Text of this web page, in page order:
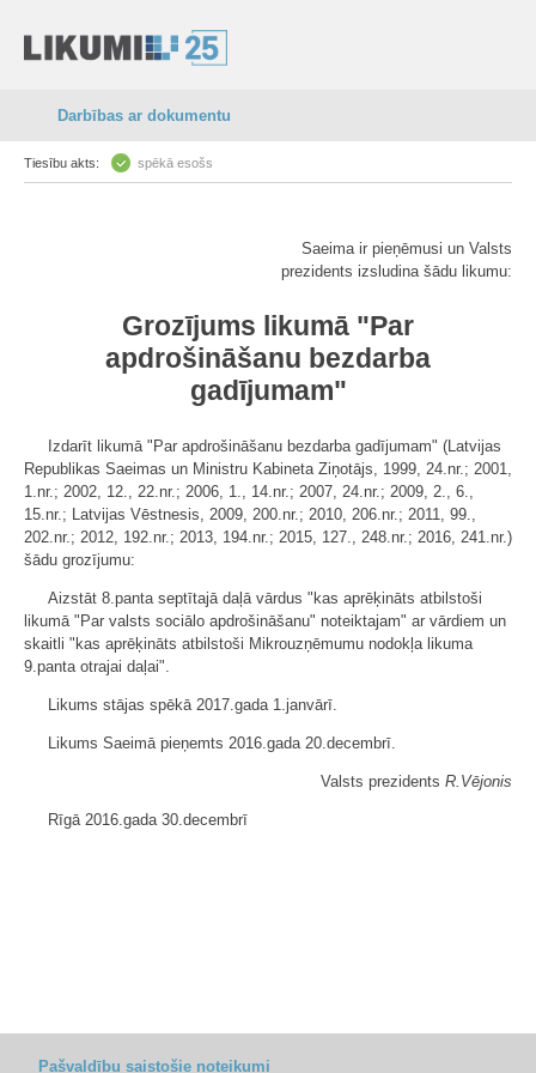
Darbības ar dokumentu
Tiesību akts: spēkā esošs
Saeima ir pieņēmusi un Valsts
prezidents izsludina šādu likumu:
Grozījums likumā "Par
apdrošināšanu bezdarba
gadījumam"
Izdarīt likumā "Par apdrošināšanu bezdarba gadījumam" (Latvijas
Republikas Saeimas un Ministru Kabineta Ziņotājs, 1999, 24.nr.; 2001,
1.nr.; 2002, 12., 22.nr.; 2006, 1., 14.nr.; 2007, 24.nr.; 2009, 2., 6.,
15.nr.; Latvijas Vēstnesis, 2009, 200.nr.; 2010, 206.nr.; 2011, 99.,
202.nr.; 2012, 192.nr.; 2013, 194.nr.; 2015, 127., 248.nr.; 2016, 241.nr.)
šādu grozījumu:
Aizstāt 8.panta septītajā daļā vārdus "kas aprēķināts atbilstoši
likumā "Par valsts sociālo apdrošināšanu" noteiktajam" ar vārdiem un
skaitli "kas aprēķināts atbilstoši Mikrouzņēmumu nodokļa likuma
9.panta otrajai daļai".
Likums stājas spēkā 2017.gada 1.janvārī.
Likums Saeimā pieņemts 2016.gada 20.decembrī.
Valsts prezidents R.Vējonis
Rīgā 2016.gada 30.decembrī
Pašvaldību saistošie noteikumi